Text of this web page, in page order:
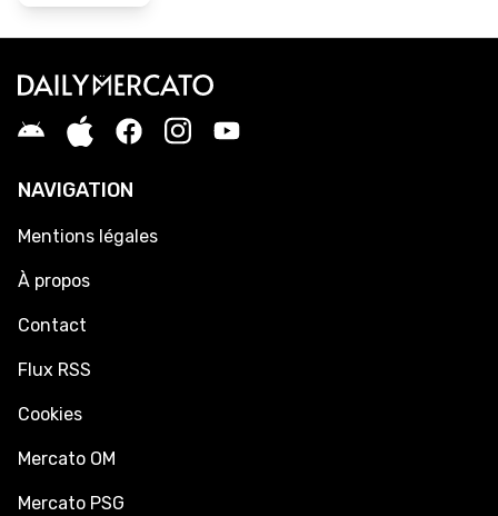
NAVIGATION
Mentions légales
À propos
Contact
Flux RSS
Cookies
Mercato OM
Mercato PSG